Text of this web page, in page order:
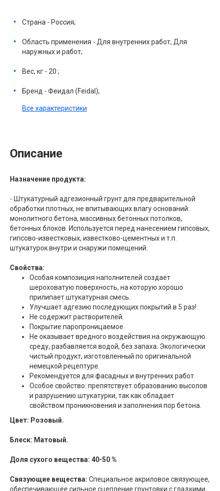
Страна - Россия;
Область применения - Для внутренних работ, Для
наружных и работ;
Вес, кг - 20 ;
Бренд - Феидал (Feidal);
Все характеристики
Описание
Назначение продукта:
- Штукатурный адгезионный грунт для предварительной
обработки плотных, не впитывающих влагу оснований:
монолитного бетона, массивных бетонных потолков,
бетонных блоков. Используется перед нанесением гипсовых,
гипсово-известковых, известково-цементных и т.п.
штукатурок внутри и снаружи помещений.
Свойства:
Особая композиция наполнителей создает
шероховатую поверхность, на которую хорошо
прилипает штукатурная смесь.
Улучшает адгезию последующих покрытий в 5 раз!
Не содержит растворителей.
Покрытие паропроницаемое
Не оказывает вредного воздействия на окружающую
среду, разбавляется водой, без запаха. Экологически
чистый продукт, изготовленный по оригинальной
немецкой рецептуре.
Рекомендуется для фасадных и внутренних работ
Особое свойство: препятствует образованию высолов
и разрушению штукатурки, так как обладает
свойством проникновения и заполнения пор бетона.
Цвет: Розовый.
Блеск: Матовый.
Доля сухого вещества: 40-50 %
Связующие вещества: Специальное акриловое связующее,
обеспечивающее сильное сцепление грунтовки с гладкими,